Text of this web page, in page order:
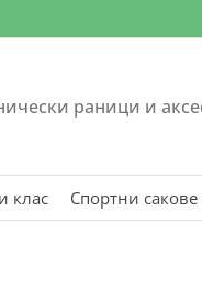
раници и
клас Спортни сакове